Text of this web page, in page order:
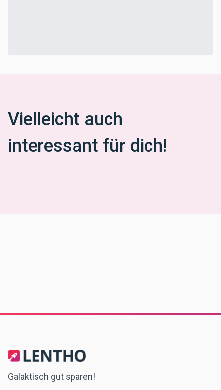
Vielleicht auch
interessant für dich!
Galaktisch gut sparen!